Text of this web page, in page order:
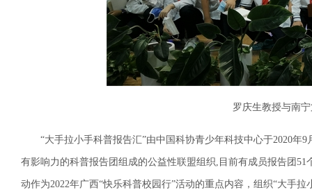
罗庆生教授与南
“大手拉小手科普报告汇”由中国科协青少年科技中心于2020年9
有影响力的科普报告团组成的公益性联盟组织,目前有成员报告团
动作为2022年广西“快乐科普校园行”活动的重点内容，组织“大手